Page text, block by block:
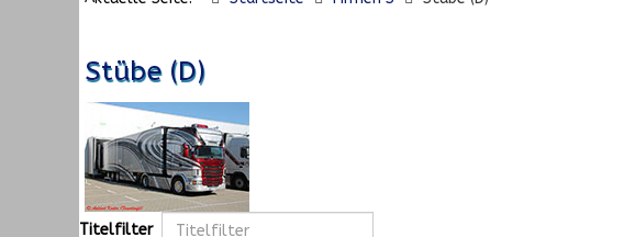
Stübe (D)
Titelfilter